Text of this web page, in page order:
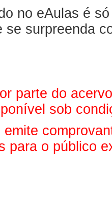
no eAulas é
se surpreenda
parte do
sob
para o público